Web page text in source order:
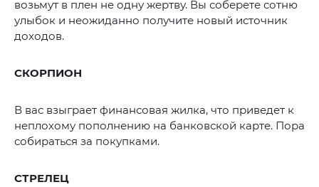
возьмут в плен не одну жертву. Вы соберете сотню
улыбок и неожиданно получите новый источник
доходов.
СКОРПИОН
В вас взыграет финансовая жилка, что приведет к
неплохому пополнению на банковской карте. Пора
собираться за покупками.
СТРЕЛЕЦ